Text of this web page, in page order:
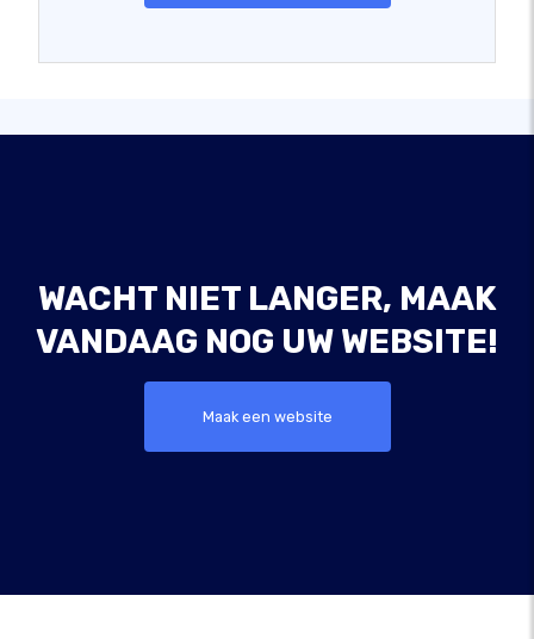
WACHT NIET LANGER, MAAK
VANDAAG NOG UW WEBSITE!
Maak een website